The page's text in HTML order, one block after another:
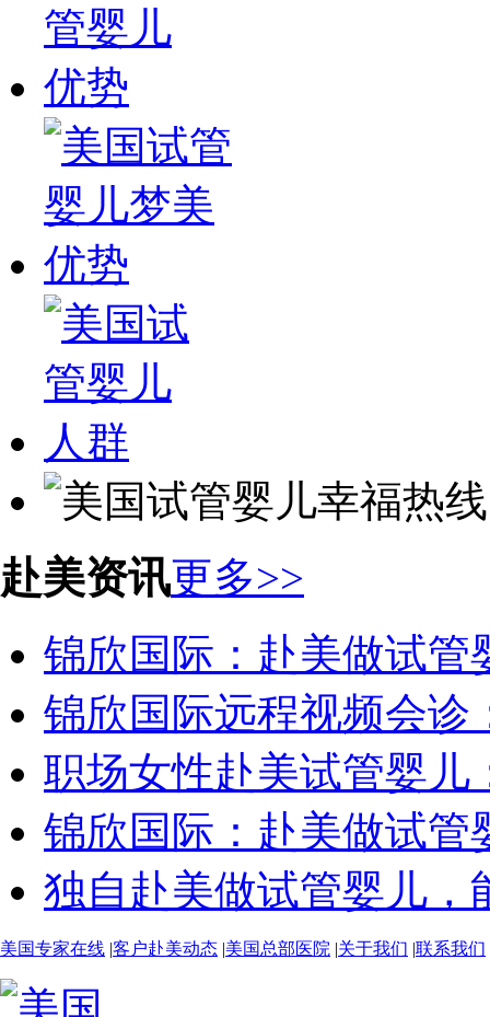
赴美资讯更多>>
锦欣国际：赴美做试管
锦欣国际远程视频会诊
职场女性赴美试管婴儿
锦欣国际：赴美做试管
独自赴美做试管婴儿，
美国专家在线 |客户赴美动态 |美国总部医院 |关于我们 |联系我们